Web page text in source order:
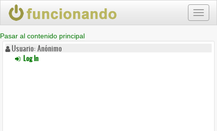
Pasar al contenido principal
Usuario: Anónimo
Log In